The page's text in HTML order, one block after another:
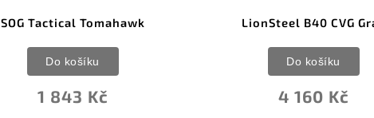
SOG Tactical Tomahawk
1 843 Kč
Do košíku
LionSteel B40 CVG
4 160 Kč
Do košíku